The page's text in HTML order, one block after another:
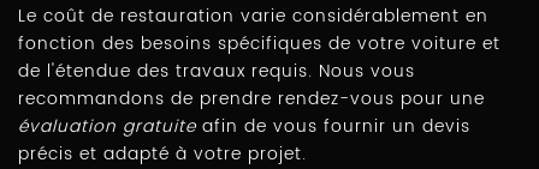
Le coût de restauration varie considérablement en
fonction des besoins spécifiques de votre voiture et
de l'étendue des travaux requis. Nous vous
recommandons de prendre rendez-vous pour une
évaluation gratuite afin de vous fournir un devis
précis et adapté à votre projet.